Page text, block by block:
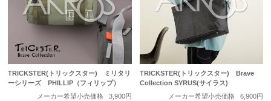
TRICKSTER(トリックスター) ミリタリ
ーシリーズ PHILLIP（フィリップ）
メーカー希望小売価格
3,900円
TRICKSTER(トリックスター) Brave
Collection SYRUS(サイラス)
メーカー希望小売価格
6,900円